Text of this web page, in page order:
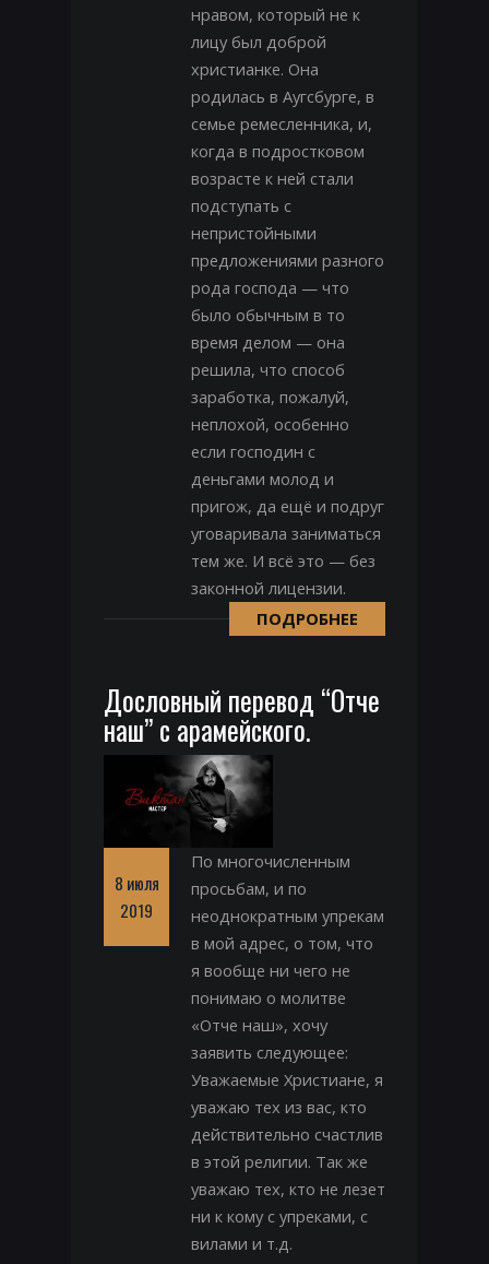
нравом, который не к
лицу был доброй
христианке. Она
родилась в Аугсбурге, в
семье ремесленника, и,
когда в подростковом
возрасте к ней стали
подступать с
непристойными
предложениями разного
рода господа — что
было обычным в то
время делом — она
решила, что способ
заработка, пожалуй,
неплохой, особенно
если господин с
деньгами молод и
пригож, да ещё и подруг
уговаривала заниматься
тем же. И всё это — без
законной лицензии.
ПОДРОБНЕЕ
Дословный перевод “Отче
наш” с арамейского.
8 июля
2019
По многочисленным
просьбам, и по
неоднократным упрекам
в мой адрес, о том, что
я вообще ни чего не
понимаю о молитве
«Отче наш», хочу
заявить следующее:
Уважаемые Христиане, я
уважаю тех из вас, кто
действительно счастлив
в этой религии. Так же
уважаю тех, кто не лезет
ни к кому с упреками, с
вилами и т.д.